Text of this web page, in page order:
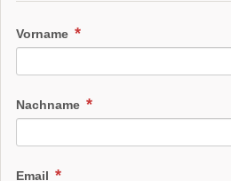
Vorname
Nachname
Email